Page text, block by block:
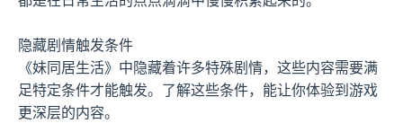
隐藏剧情触发条件
《妹同居生活》中隐藏着许多特殊剧情，这些内容需要满
足特定条件才能触发。了解这些条件，能让你体验到游戏
更深层的内容。